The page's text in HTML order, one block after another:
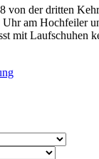
von der dritten
Uhr am Hochfeiler
mit Laufschuhen